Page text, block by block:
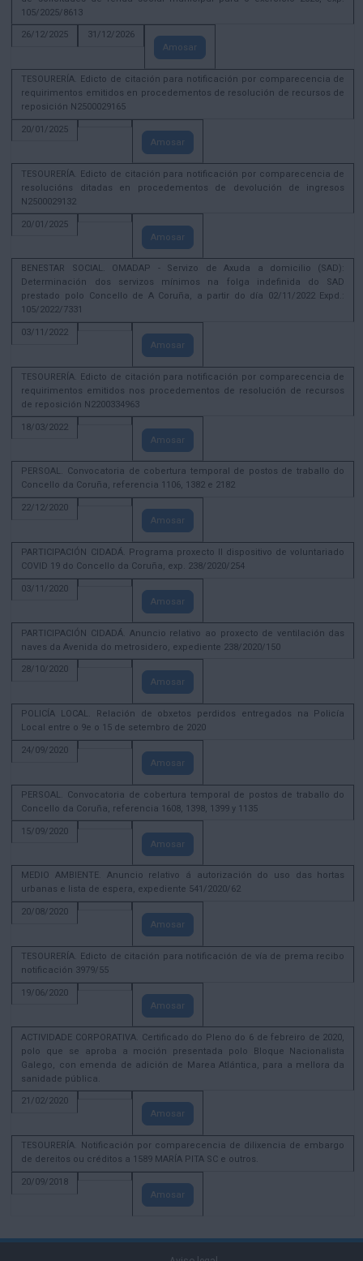
105/2025/8613
26/12/2025
31/12/2026
Amosar
TESOURERÍA. Edicto de citación para notificación por comparecencia de
requirimentos emitidos en procedementos de resolución de recursos de
reposición N2500029165
20/01/2025
Amosar
TESOURERÍA. Edicto de citación para notificación por comparecencia de
resolucións ditadas en procedementos de devolución de ingresos
N2500029132
20/01/2025
Amosar
BENESTAR SOCIAL. OMADAP - Servizo de Axuda a domicilio (SAD):
Determinación dos servizos mínimos na folga indefinida do SAD
prestado polo Concello de A Coruña, a partir do día 02/11/2022 Expd.:
105/2022/7331
03/11/2022
Amosar
TESOURERÍA. Edicto de citación para notificación por comparecencia de
requirimentos emitidos nos procedementos de resolución de recursos
de reposición N2200334963
18/03/2022
Amosar
PERSOAL. Convocatoria de cobertura temporal de postos de traballo do
Concello da Coruña, referencia 1106, 1382 e 2182
22/12/2020
Amosar
PARTICIPACIÓN CIDADÁ. Programa proxecto II dispositivo de voluntariado
COVID 19 do Concello da Coruña, exp. 238/2020/254
03/11/2020
Amosar
PARTICIPACIÓN CIDADÁ. Anuncio relativo ao proxecto de ventilación das
naves da Avenida do metrosidero, expediente 238/2020/150
28/10/2020
Amosar
POLICÍA LOCAL. Relación de obxetos perdidos entregados na Policía
Local entre o 9e o 15 de setembro de 2020
24/09/2020
Amosar
PERSOAL. Convocatoria de cobertura temporal de postos de traballo do
Concello da Coruña, referencia 1608, 1398, 1399 y 1135
15/09/2020
Amosar
MEDIO AMBIENTE. Anuncio relativo á autorización do uso das hortas
urbanas e lista de espera, expediente 541/2020/62
20/08/2020
Amosar
TESOURERÍA. Edicto de citación para notificación de vía de prema recibo
notificación 3979/55
19/06/2020
Amosar
ACTIVIDADE CORPORATIVA. Certificado do Pleno do 6 de febreiro de 2020,
polo que se aproba a moción presentada polo Bloque Nacionalista
Galego, con emenda de adición de Marea Atlántica, para a mellora da
sanidade pública.
21/02/2020
Amosar
TESOURERÍA. Notificación por comparecencia de dilixencia de embargo
de dereitos ou créditos a 1589 MARÍA PITA SC e outros.
20/09/2018
Amosar